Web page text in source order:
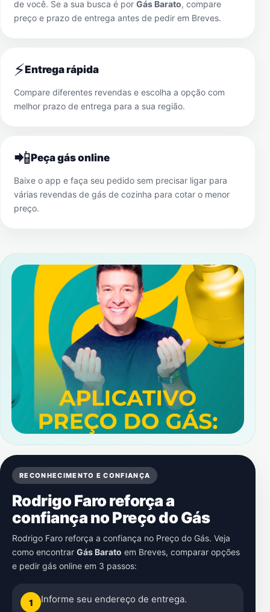
de você. Se a sua busca é por Gás Barato, compare
preço e prazo de entrega antes de pedir em Breves.
⚡Entrega rápida
Compare diferentes revendas e escolha a opção com
melhor prazo de entrega para a sua região.
📲Peça gás online
Baixe o app e faça seu pedido sem precisar ligar para
várias revendas de gás de cozinha para cotar o menor
preço.
RECONHECIMENTO E CONFIANÇA
Rodrigo Faro reforça a
confiança no Preço do Gás
Rodrigo Faro reforça a confiança no Preço do Gás. Veja
como encontrar Gás Barato em Breves, comparar opções
e pedir gás online em 3 passos:
1 Informe seu endereço de entrega.